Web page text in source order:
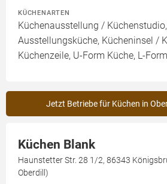
KÜCHENARTEN
Küchenausstellung /
Ausstellungsküche, Kücheninsel /
Küchenzeile, U-Form Küche, L-
Jetzt Betriebe für Küchen in
Küchen Blank
Haunstetter Str. 28 1/2, 86343
Oberdill)